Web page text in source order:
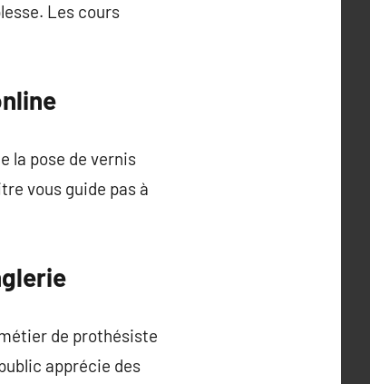
Les cours
la pose de vernis
vous guide pas à
de prothésiste
apprécie des